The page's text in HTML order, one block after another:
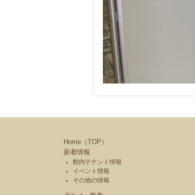
Home（TOP）
新着情報
館内テナント情報
イベント情報
その他の情報